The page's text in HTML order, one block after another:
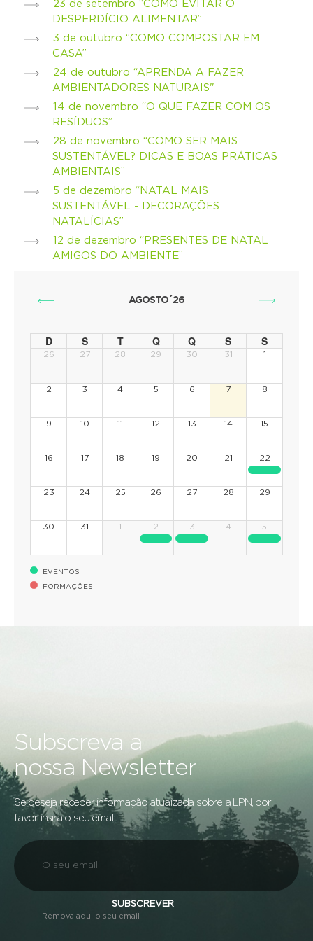
23 de setembro “COMO EVITAR O
DESPERDÍCIO ALIMENTAR”
3 de outubro “COMO COMPOSTAR EM
CASA”
24 de outubro “APRENDA A FAZER
AMBIENTADORES NATURAIS"
14 de novembro “O QUE FAZER COM OS
RESÍDUOS”
28 de novembro “COMO SER MAIS
SUSTENTÁVEL? DICAS E BOAS PRÁTICAS
AMBIENTAIS”
5 de dezembro “NATAL MAIS
SUSTENTÁVEL - DECORAÇÕES
NATALÍCIAS”
12 de dezembro “PRESENTES DE NATAL
AMIGOS DO AMBIENTE”
AGOSTO´26
D S T Q Q S S
26 27 28 29 30 31 1
2 3 4 5 6 7 8
9 10 11 12 13 14 15
16 17 18 19 20 21 22
23 24 25 26 27 28 29
30 31 1 2 3 4 5
EVENTOS
FORMAÇÕES
Subscreva a
nossa Newsletter
Se deseja receber informação atualizada sobre a LPN, por
favor insira o seu email:
SUBSCREVER
Remova aqui o seu email